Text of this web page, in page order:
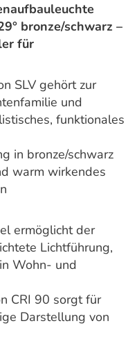
bronze/schwarz –
für
SLV gehört zur
und
funktionales
in bronze/schwarz
warm wirkendes
ermöglicht der
Lichtführung,
Wohn- und
CRI 90 sorgt für
Darstellung von